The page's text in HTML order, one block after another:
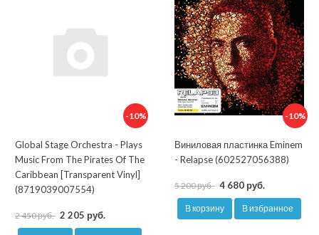
-10%
Global Stage Orchestra - Plays
Music From The Pirates Of The
Caribbean [Transparent Vinyl]
(8719039007554)
2 450 руб. 2 205 руб.
-10%
Виниловая пластинка Eminem
- Relapse (602527056388)
5 200 руб. 4 680 руб.
В корзину В избранное